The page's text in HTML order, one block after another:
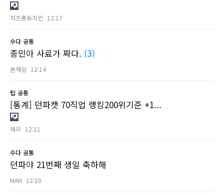
치즈퐁듀치킨 12:17
수다 공통
종민아 사료가 짜다. (3)
본캐임 12:14
팁 공통
[통계] 던파캣 70직업 랭킹200위기준 +1...
체리 12:11
수다 공통
던파야 21번째 생일 축하해
MAN 12:10